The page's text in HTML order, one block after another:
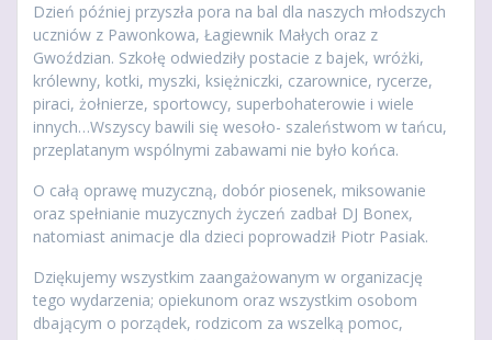
Dzień później przyszła pora na bal dla naszych młodszych
uczniów z Pawonkowa, Łagiewnik Małych oraz z
Gwoździan. Szkołę odwiedziły postacie z bajek, wróżki,
królewny, kotki, myszki, księżniczki, czarownice, rycerze,
piraci, żołnierze, sportowcy, superbohaterowie i wiele
innych…Wszyscy bawili się wesoło- szaleństwom w tańcu,
przeplatanym wspólnymi zabawami nie było końca.
O całą oprawę muzyczną, dobór piosenek, miksowanie
oraz spełnianie muzycznych życzeń zadbał DJ Bonex,
natomiast animacje dla dzieci poprowadził Piotr Pasiak.
Dziękujemy wszystkim zaangażowanym w organizację
tego wydarzenia; opiekunom oraz wszystkim osobom
dbającym o porządek, rodzicom za wszelką pomoc,